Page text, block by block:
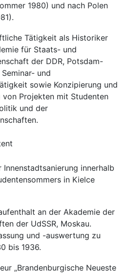
1980) und nach Polen
Tätigkeit als Historiker
für Staats- und
der DDR, Potsdam-
und
sowie Konzipierung und
von Projekten mit Studenten
und der
Innenstadtsanierung innerhalb
in Kielce
an der Akademie der
der UdSSR, Moskau.
und -auswertung zu
bis 1936.
„Brandenburgische Neueste